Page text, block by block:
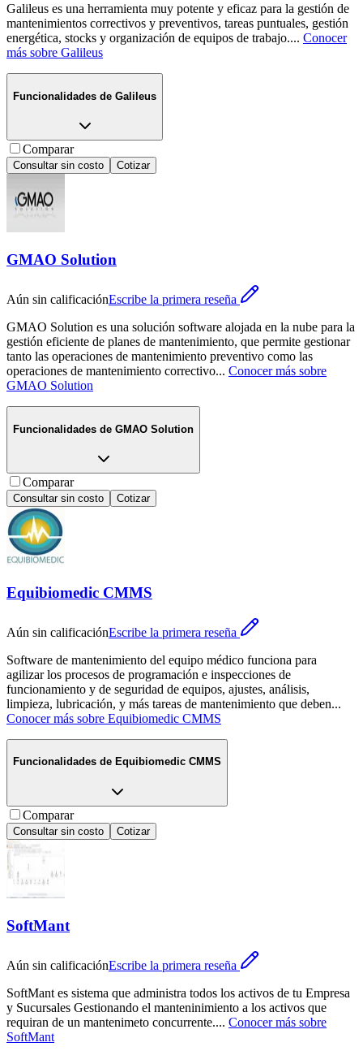
Galileus es una herramienta muy potente y eficaz para la gestión de
mantenimientos correctivos y preventivos, tareas puntuales, gestión
energética, stocks y organización de equipos de trabajo.... Conocer
más sobre Galileus
Funcionalidades de Galileus
Comparar
Consultar sin costo Cotizar
GMAO Solution
Aún sin calificaciónEscribe la primera reseña
GMAO Solution es una solución software alojada en la nube para la
gestión eficiente de planes de mantenimiento, que permite gestionar
tanto las operaciones de mantenimiento preventivo como las
operaciones de mantenimiento correctivo... Conocer más sobre
GMAO Solution
Funcionalidades de GMAO Solution
Comparar
Consultar sin costo Cotizar
Equibiomedic CMMS
Aún sin calificaciónEscribe la primera reseña
Software de mantenimiento del equipo médico funciona para
agilizar los procesos de programación e inspecciones de
funcionamiento y de seguridad de equipos, ajustes, análisis,
limpieza, lubricación, y más tareas de mantenimiento que deben...
Conocer más sobre Equibiomedic CMMS
Funcionalidades de Equibiomedic CMMS
Comparar
Consultar sin costo Cotizar
SoftMant
Aún sin calificaciónEscribe la primera reseña
SoftMant es sistema que administra todos los activos de tu Empresa
y Sucursales Gestionando el manteninimiento a los activos que
requiran de un mantenimeto concurrente.... Conocer más sobre
SoftMant